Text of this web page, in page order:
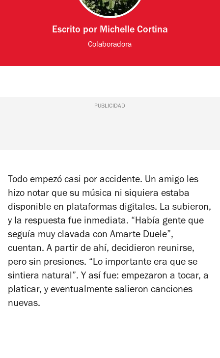
Escrito por Michelle Cortina
Colaboradora
PUBLICIDAD
Todo empezó casi por accidente. Un amigo les
hizo notar que su música ni siquiera estaba
disponible en plataformas digitales. La subieron,
y la respuesta fue inmediata. “Había gente que
seguía muy clavada con Amarte Duele”,
cuentan. A partir de ahí, decidieron reunirse,
pero sin presiones. “Lo importante era que se
sintiera natural”. Y así fue: empezaron a tocar, a
platicar, y eventualmente salieron canciones
nuevas.